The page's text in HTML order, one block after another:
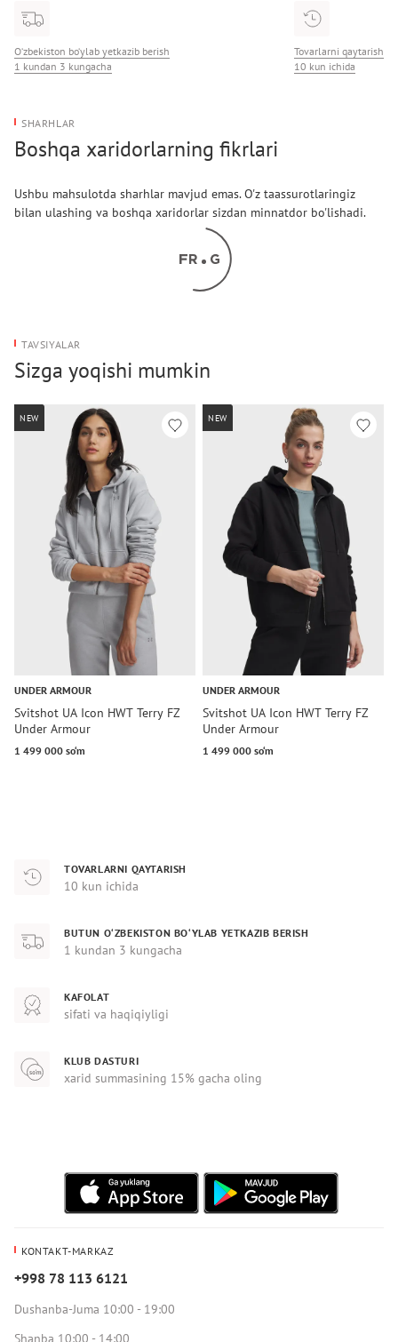
O‘zbekiston bo‘ylab yetkazib berish
1 kundan 3 kungacha
Tovarlarni qaytarish
10 kun ichida
SHARHLAR
Boshqa xaridorlarning fikrlari
Ushbu mahsulotda sharhlar mavjud emas. O'z taassurotlaringiz
bilan ulashing va boshqa xaridorlar sizdan minnatdor bo'lishadi.
TAVSIYALAR
Sizga yoqishi mumkin
NEW
UNDER ARMOUR
Svitshot UA Icon HWT Terry FZ
Under Armour
1 499 000 so‘m
NEW
UNDER ARMOUR
Svitshot UA Icon HWT Terry FZ
Under Armour
1 499 000 so‘m
TOVARLARNI QAYTARISH
10 kun ichida
BUTUN O‘ZBEKISTON BO‘YLAB YETKAZIB BERISH
1 kundan 3 kungacha
KAFOLAT
sifati va haqiqiyligi
KLUB DASTURI
xarid summasining 15% gacha oling
KONTAKT-MARKAZ
+998 78 113 6121
Dushanba-Juma 10:00 - 19:00
Shanba 10:00 - 14:00